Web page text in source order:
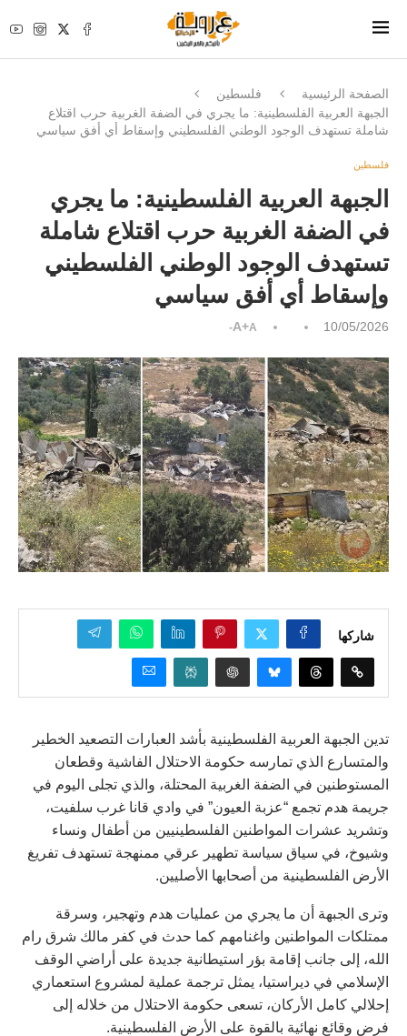
الصفحة الرئيسية
فلسطين
الجبهة العربية الفلسطينية: ما يجري في الضفة الغربية حرب اقتلاع
شاملة تستهدف الوجود الوطني الفلسطيني وإسقاط أي أفق سياسي
فلسطين
الجبهة العربية الفلسطينية: ما يجري
في الضفة الغربية حرب اقتلاع شاملة
تستهدف الوجود الوطني الفلسطيني
وإسقاط أي أفق سياسي
10/05/2026
A+A-
شاركها
تدين الجبهة العربية الفلسطينية بأشد العبارات التصعيد الخطير
والمتسارع الذي تمارسه حكومة الاحتلال الفاشية وقطعان
المستوطنين في الضفة الغربية المحتلة، والذي تجلى اليوم في
جريمة هدم تجمع “عزبة العيون” في وادي قانا غرب سلفيت،
وتشريد عشرات المواطنين الفلسطينيين من أطفال ونساء
وشيوخ، في سياق سياسة تطهير عرقي ممنهجة تستهدف تفريغ
الأرض الفلسطينية من أصحابها الأصليين.
وترى الجبهة أن ما يجري من عمليات هدم وتهجير، وسرقة
ممتلكات المواطنين واغنامهم كما حدث في كفر مالك شرق رام
الله، إلى جانب إقامة بؤر استيطانية جديدة على أراضي الوقف
الإسلامي في ديراستيا، يمثل ترجمة عملية لمشروع استعماري
إحلالي كامل الأركان، تسعى حكومة الاحتلال من خلاله إلى
فرض وقائع نهائية بالقوة على الأرض الفلسطينية.